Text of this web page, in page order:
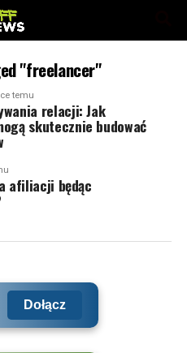
"freelancer"
temu
relacji: Jak
skutecznie budować
afiliacji będąc
Dołącz